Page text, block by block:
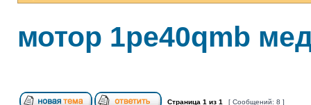
мотор 1pe40qmb
Страница 1 из 1 [ Сообщений: 8 ]